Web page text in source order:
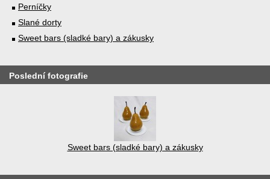
Perníčky
Slané dorty
Sweet bars (sladké bary) a zákusky
Poslední fotografie
Sweet bars (sladké bary) a zákusky